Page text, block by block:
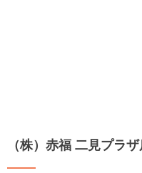
（株）赤福 二見プラ